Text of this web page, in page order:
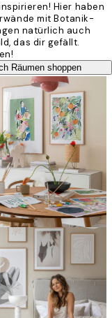
Hier haben
mit Botanik-
natürlich auch
das dir gefällt.
Räumen shoppen